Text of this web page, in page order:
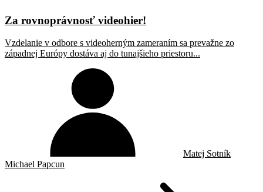
Za rovnoprávnosť videohier!
Vzdelanie v odbore s videoherným zameraním sa prevažne zo
západnej Európy dostáva aj do tunajšieho priestoru...
Matej Sotník
Michael Papcun